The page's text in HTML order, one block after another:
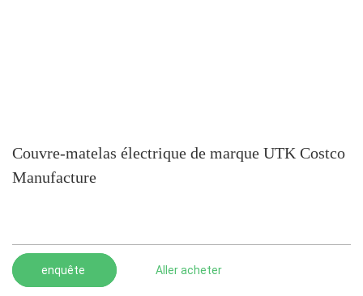
Couvre-matelas électrique de marque UTK Costco
Manufacture
enquête Aller acheter